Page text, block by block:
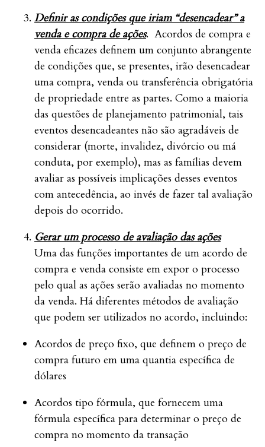
Definir as condições que iriam “desencadear” a
venda e compra de ações. Acordos de compra e
venda eficazes definem um conjunto abrangente
de condições que, se presentes, irão desencadear
uma compra, venda ou transferência obrigatória
de propriedade entre as partes. Como a maioria
das questões de planejamento patrimonial, tais
eventos desencadeantes não são agradáveis de
considerar (morte, invalidez, divórcio ou má
conduta, por exemplo), mas as famílias devem
avaliar as possíveis implicações desses eventos
com antecedência, ao invés de fazer tal avaliação
depois do ocorrido.
Gerar um processo de avaliação das ações
Uma das funções importantes de um acordo de
compra e venda consiste em expor o processo
pelo qual as ações serão avaliadas no momento
da venda. Há diferentes métodos de avaliação
que podem ser utilizados no acordo, incluindo:
Acordos de preço fixo, que definem o preço de
compra futuro em uma quantia específica de
dólares
Acordos tipo fórmula, que fornecem uma
fórmula específica para determinar o preço de
compra no momento da transação